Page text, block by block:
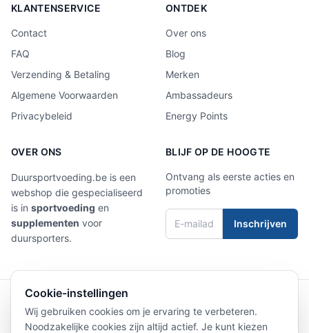
KLANTENSERVICE
Contact
FAQ
Verzending & Betaling
Algemene Voorwaarden
Privacybeleid
ONTDEK
Over ons
Blog
Merken
Ambassadeurs
Energy Points
OVER ONS
Duursportvoeding.be is een
webshop die gespecialiseerd
is in sportvoeding en
supplementen voor
duursporters.
BLIJF OP DE HOOGTE
Ontvang als eerste acties en
promoties
Inschrijven
4,9/5 Laat een review achter
Cookie-instellingen
Wij gebruiken cookies om je ervaring te verbeteren.
Noodzakelijke cookies zijn altijd actief. Je kunt kiezen